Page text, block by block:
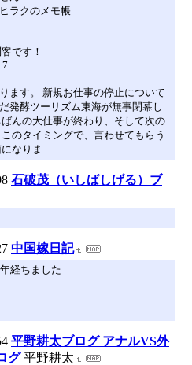
ラクのメモ帳
です！
ます。 新規お仕事の停止について
発酵ツーリズム東海が無事閉幕し
んの大仕事が終わり、そして次の
のタイミングで、言わせてもらう
なりま
石破茂（いしばしげる）ブ
中国嫁日記
経ちました
平野耕太ブログ アナルVS外
グ 平野耕太